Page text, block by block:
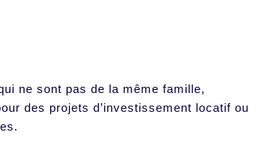
ne sont pas de la même famille,
des projets d’investissement locatif ou